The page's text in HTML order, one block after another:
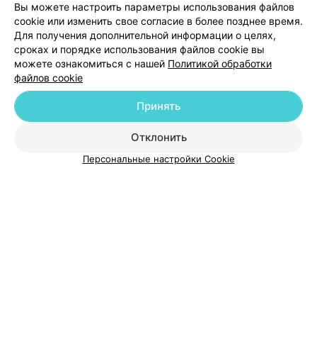
Добавить специалиста
О проекте Новости проекта
Размещение рекламы
Медицинский маркетинг
Публичный договор
Пользовательское соглашение
Способы оплаты
Вы можете настроить параметры использования файлов
cookie или изменить свое согласие в более позднее время.
Для получения дополнительной информации о целях,
сроках и порядке использования файлов cookie вы
можете ознакомиться с нашей Политикой обработки
файлов cookie
Отклонить
Принять
Персональные настройки Cookie